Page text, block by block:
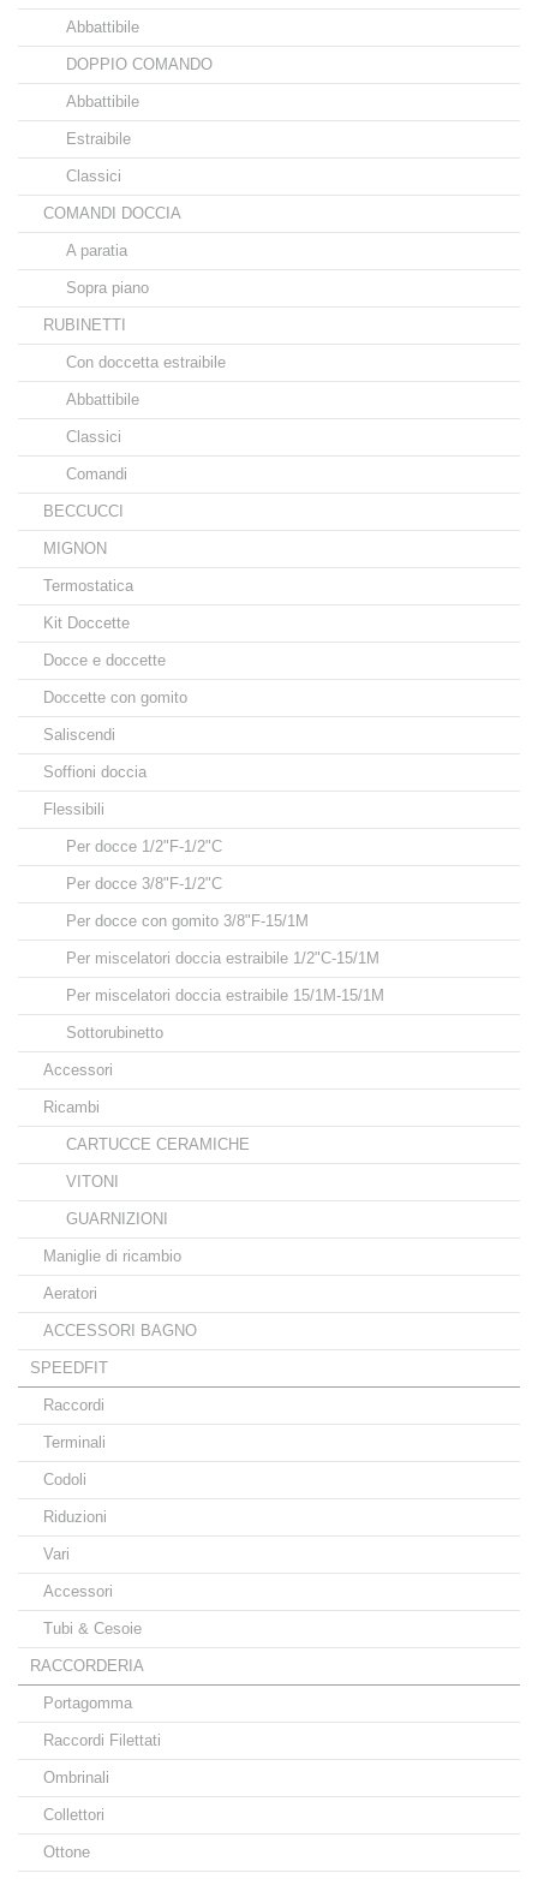
Abbattibile
DOPPIO COMANDO
Abbattibile
Estraibile
Classici
COMANDI DOCCIA
A paratia
Sopra piano
RUBINETTI
Con doccetta estraibile
Abbattibile
Classici
Comandi
BECCUCCI
MIGNON
Termostatica
Kit Doccette
Docce e doccette
Doccette con gomito
Saliscendi
Soffioni doccia
Flessibili
Per docce 1/2"F-1/2"C
Per docce 3/8"F-1/2"C
Per docce con gomito 3/8"F-15/1M
Per miscelatori doccia estraibile 1/2"C-15/1M
Per miscelatori doccia estraibile 15/1M-15/1M
Sottorubinetto
Accessori
Ricambi
CARTUCCE CERAMICHE
VITONI
GUARNIZIONI
Maniglie di ricambio
Aeratori
ACCESSORI BAGNO
SPEEDFIT
Raccordi
Terminali
Codoli
Riduzioni
Vari
Accessori
Tubi & Cesoie
RACCORDERIA
Portagomma
Raccordi Filettati
Ombrinali
Collettori
Ottone